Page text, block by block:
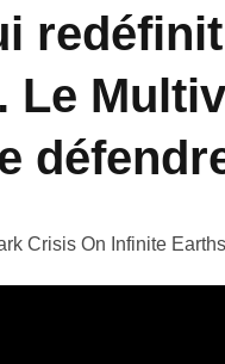
Le
Crisis On Infinite